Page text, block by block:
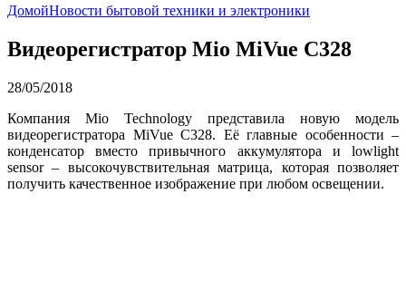
ДомойНовости бытовой техники и электроники
Видеорегистратор Mio MiVue C328
28/05/2018
Компания Mio Technology представила новую модель
видеорегистратора MiVue C328. Её главные особенности –
конденсатор вместо привычного аккумулятора и lowlight
sensor – высокочувствительная матрица, которая позволяет
получить качественное изображение при любом освещении.